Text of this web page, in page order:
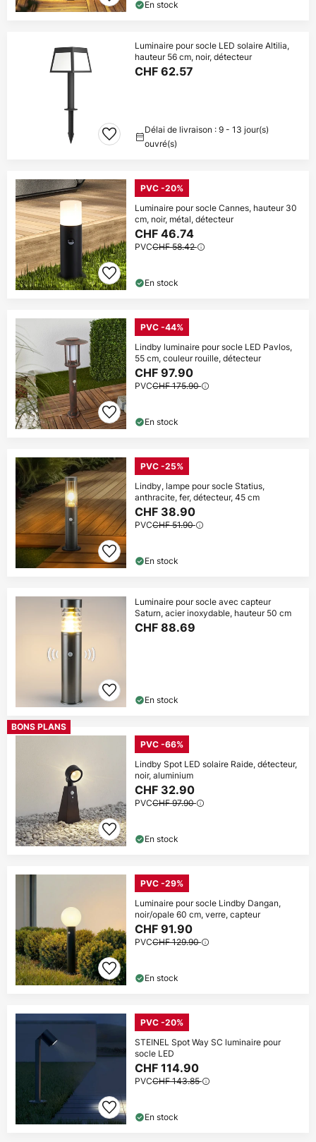
En stock
Luminaire pour socle LED solaire Altilia,
hauteur 56 cm, noir, détecteur
CHF 62.57
Délai de livraison : 9 - 13 jour(s)
ouvré(s)
PVC -20%
Luminaire pour socle Cannes, hauteur 30
cm, noir, métal, détecteur
CHF 46.74
PVCCHF 58.42
En stock
PVC -44%
Lindby luminaire pour socle LED Pavlos,
55 cm, couleur rouille, détecteur
CHF 97.90
PVCCHF 175.90
En stock
PVC -25%
Lindby, lampe pour socle Statius,
anthracite, fer, détecteur, 45 cm
CHF 38.90
PVCCHF 51.90
En stock
Luminaire pour socle avec capteur
Saturn, acier inoxydable, hauteur 50 cm
CHF 88.69
En stock
BONS PLANS
PVC -66%
Lindby Spot LED solaire Raide, détecteur,
noir, aluminium
CHF 32.90
PVCCHF 97.90
En stock
PVC -29%
Luminaire pour socle Lindby Dangan,
noir/opale 60 cm, verre, capteur
CHF 91.90
PVCCHF 129.90
En stock
PVC -20%
STEINEL Spot Way SC luminaire pour
socle LED
CHF 114.90
PVCCHF 143.85
En stock